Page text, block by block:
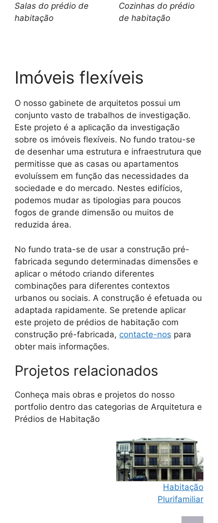
Salas do prédio de
habitação
Cozinhas do prédio
de habitação
Imóveis flexíveis
O nosso gabinete de arquitetos possui um
conjunto vasto de trabalhos de investigação.
Este projeto é a aplicação da investigação
sobre os imóveis flexíveis. No fundo tratou-se
de desenhar uma estrutura e infraestrutura que
permitisse que as casas ou apartamentos
evoluíssem em função das necessidades da
sociedade e do mercado. Nestes edifícios,
podemos mudar as tipologias para poucos
fogos de grande dimensão ou muitos de
reduzida área.
No fundo trata-se de usar a construção pré-
fabricada segundo determinadas dimensões e
aplicar o método criando diferentes
combinações para diferentes contextos
urbanos ou sociais. A construção é efetuada ou
adaptada rapidamente. Se pretende aplicar
este projeto de prédios de habitação com
construção pré-fabricada, contacte-nos para
obter mais informações.
Projetos relacionados
Conheça mais obras e projetos do nosso
portfolio dentro das categorias de Arquitetura e
Prédios de Habitação
Habitação
Plurifamiliar